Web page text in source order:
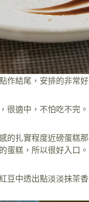
作結尾，安排的非常好
很適中，不怕吃不完。
的扎實程度近磅蛋糕
蛋糕，所以很好入口。
豆中透出點淡淡抹茶香